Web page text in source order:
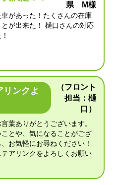
県 M様
があった！たくさんの在庫
が出来た！ 樋口さんの対応
リンクよ
（フロント
担当：樋
口）
葉ありがとうございます。
とや、気になることがござ
お気軽にお尋ねください！
アリンクをよろしくお願い